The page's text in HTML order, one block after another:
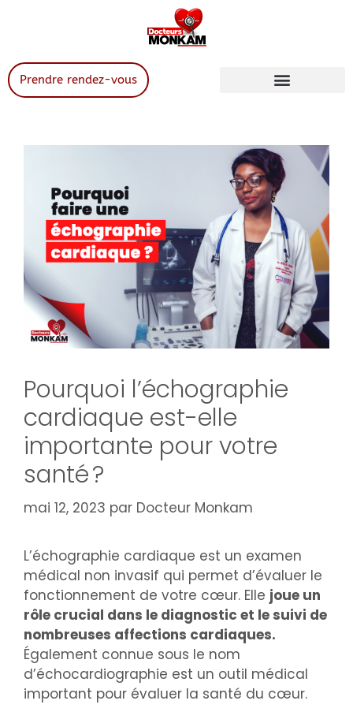
Prendre rendez-vous
Pourquoi l’échographie
cardiaque est-elle
importante pour votre
santé ?
mai 12, 2023 par Docteur Monkam
L’échographie cardiaque est un examen
médical non invasif qui permet d’évaluer le
fonctionnement de votre cœur. Elle joue un
rôle crucial dans le diagnostic et le suivi de
nombreuses affections cardiaques.
Également connue sous le nom
d’échocardiographie est un outil médical
important pour évaluer la santé du cœur.